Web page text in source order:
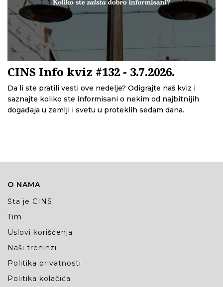
CINS Info kviz #132 - 3.7.2026.
Da li ste pratili vesti ove nedelje? Odigrajte naš kviz i
saznajte koliko ste informisani o nekim od najbitnijih
događaja u zemlji i svetu u proteklih sedam dana.
O NAMA
Šta je CINS
Tim
Uslovi korišćenja
Naši treninzi
Politika privatnosti
Politika kolačića